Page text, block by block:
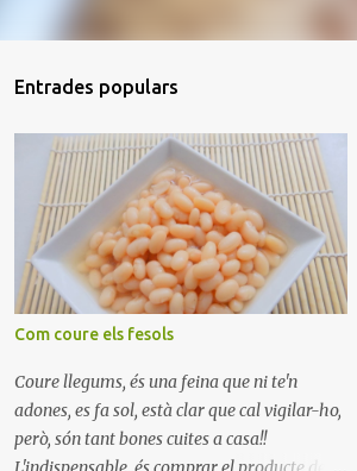
Entrades populars
Com coure els fesols
Coure llegums, és una feina que ni te'n
adones, es fa sol, està clar que cal vigilar-ho,
però, són tant bones cuites a casa!!